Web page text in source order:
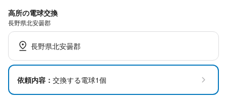
高所の電球交換
長野県北安曇郡
長野県北安曇郡
依頼内容： 交換する電球1個